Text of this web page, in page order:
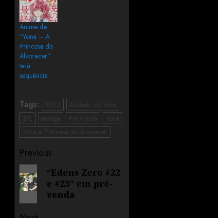
Anime de
“Yona – A
Princesa do
Alvorecer”
terá
sequência
Tags: 2023
Akatsuki no Yona
JBC
manga Pré-venda
Yona
Yona A Princesa do Alvorecer
Previous
“Edens Zero #22
e #23” em pré-
venda